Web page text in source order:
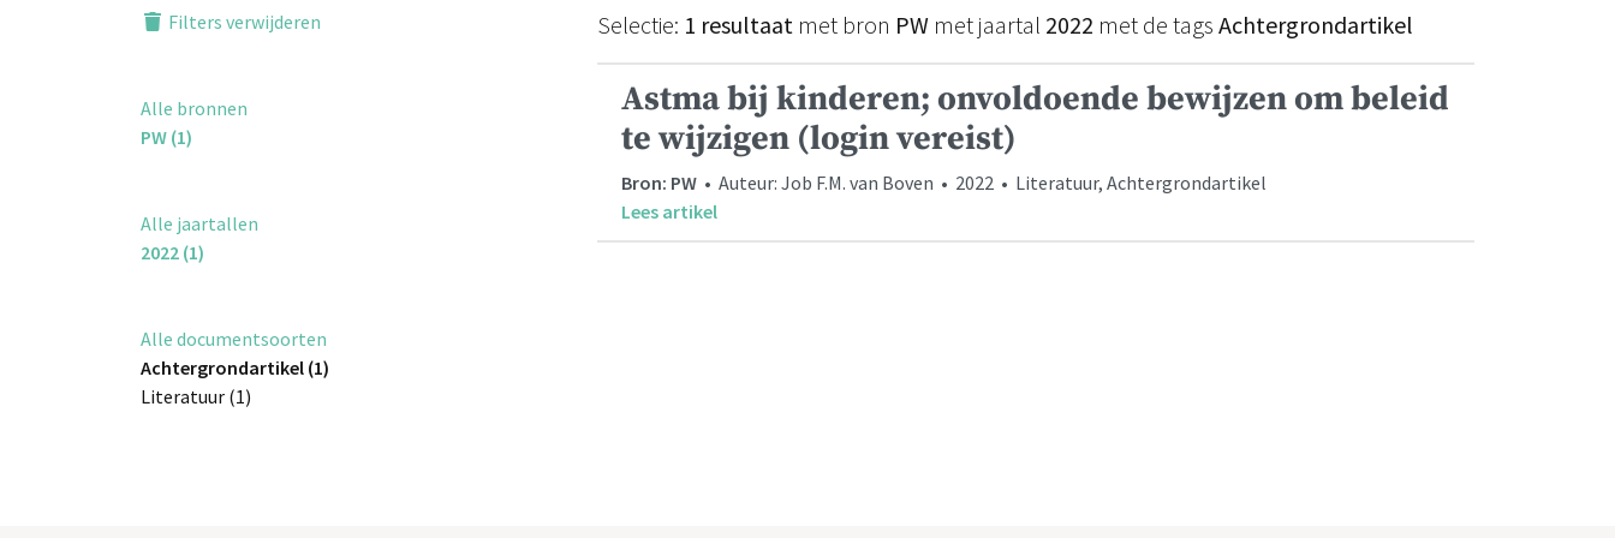
Filters verwijderen
Alle bronnen
PW (1)
Alle jaartallen
2022 (1)
Alle documentsoorten
Achtergrondartikel (1)
Literatuur (1)
Selectie: 1 resultaat met bron PW met jaartal 2022 met de tags Achtergrondartikel
Astma bij kinderen; onvoldoende bewijzen om beleid
te wijzigen (login vereist)
Bron: PW • Auteur: Job F.M. van Boven • 2022 • Literatuur, Achtergrondartikel
Lees artikel